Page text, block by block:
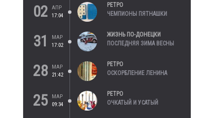
02
АПР
17:04
РЕТРО
ЧЕМПИОНЫ ПЯТНАШКИ
31
МАР
17:02
ЖИЗНЬ ПО-ДОНЕЦКИ
ПОСЛЕДНЯЯ ЗИМА ВЕСНЫ
28
МАР
21:42
РЕТРО
ОСКОРБЛЕНИЕ ЛЕНИНА
25
МАР
09:34
РЕТРО
ОЧКАТЫЙ И УСАТЫЙ